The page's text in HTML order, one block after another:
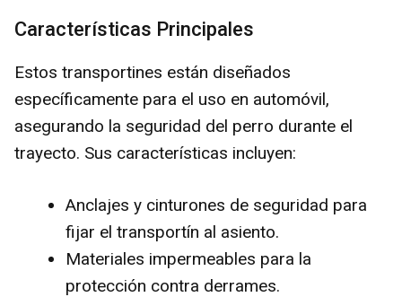
Características Principales
Estos transportines están diseñados
específicamente para el uso en automóvil,
asegurando la seguridad del perro durante el
trayecto. Sus características incluyen:
Anclajes y cinturones de seguridad para
fijar el transportín al asiento.
Materiales impermeables para la
protección contra derrames.